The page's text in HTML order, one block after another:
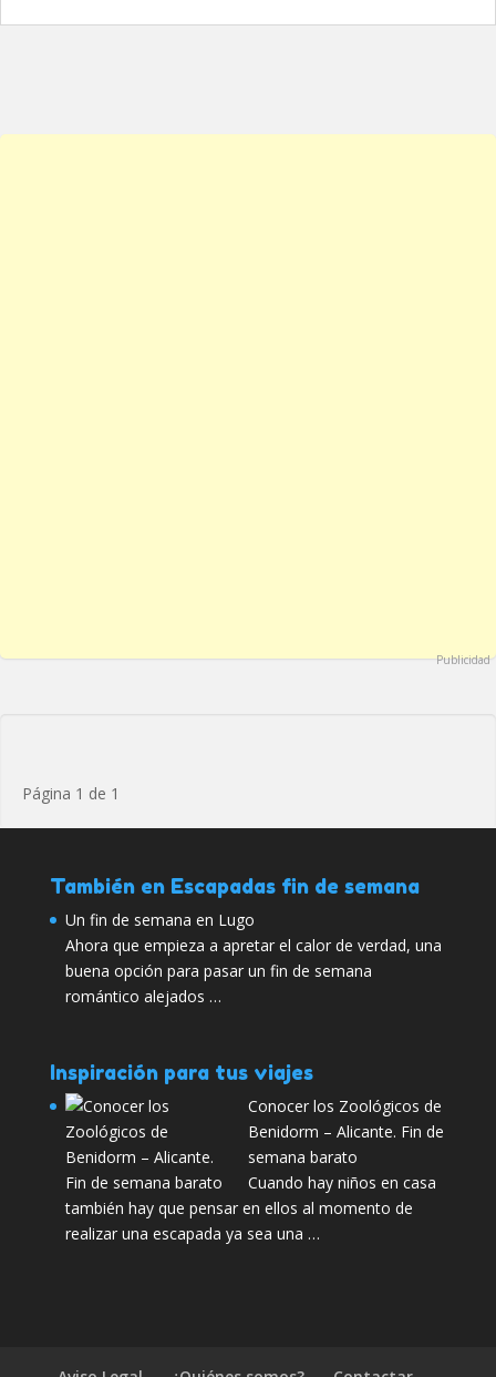
Publicidad
Página 1 de 1
También en Escapadas fin de semana
Un fin de semana en Lugo
Ahora que empieza a apretar el calor de verdad, una
buena opción para pasar un fin de semana
romántico alejados …
Inspiración para tus viajes
Conocer los Zoológicos de
Benidorm – Alicante. Fin de
semana barato
Cuando hay niños en casa
también hay que pensar en ellos al momento de
realizar una escapada ya sea una …